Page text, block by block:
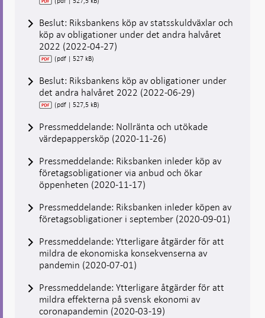
Beslut: Riksbankens köp av statsskuldväxlar och
köp av obligationer under det andra halvåret
2022 (2022-04-27)
(pdf | 527 kB)
Beslut: Riksbankens köp av obligationer under
det andra halvåret 2022 (2022-06-29)
(pdf | 527,5 kB)
Pressmeddelande: Nollränta och utökade
värdepappersköp (2020-11-26)
Pressmeddelande: Riksbanken inleder köp av
företagsobligationer via anbud och ökar
öppenheten (2020-11-17)
Pressmeddelande: Riksbanken inleder köpen av
företagsobligationer i september (2020-09-01)
Pressmeddelande: Ytterligare åtgärder för att
mildra de ekonomiska konsekvenserna av
pandemin (2020-07-01)
Pressmeddelande: Ytterligare åtgärder för att
mildra effekterna på svensk ekonomi av
coronapandemin (2020-03-19)